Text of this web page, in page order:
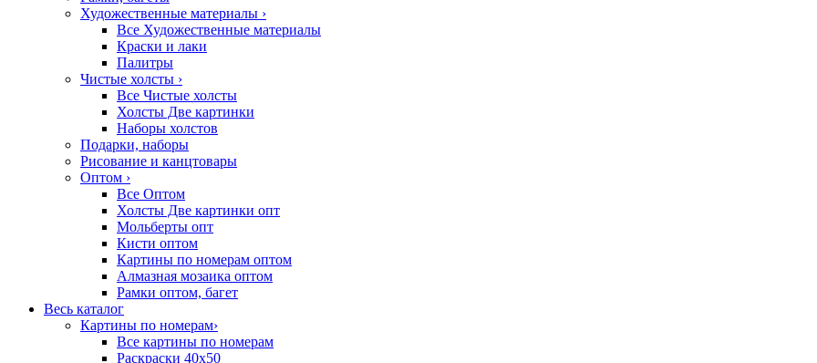
Художественные материалы ›
Все Художественные материалы
Краски и лаки
Палитры
Чистые холсты ›
Все Чистые холсты
Холсты Две картинки
Наборы холстов
Подарки, наборы
Рисование и канцтовары
Оптом ›
Все Оптом
Холсты Две картинки опт
Мольберты опт
Кисти оптом
Картины по номерам оптом
Алмазная мозаика оптом
Рамки оптом, багет
Весь каталог
Картины по номерам›
Все картины по номерам
Раскраски 40х50